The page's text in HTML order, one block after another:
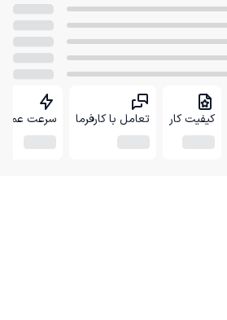
کیفیت کار تعامل با کارفرما سرعت عمل